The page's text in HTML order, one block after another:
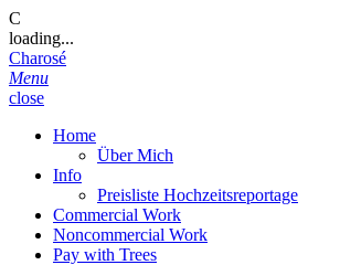
C
loading...
Charosé
Menu
close
Home
Über Mich
Info
Preisliste Hochzeitsreportage
Commercial Work
Noncommercial Work
Pay with Trees